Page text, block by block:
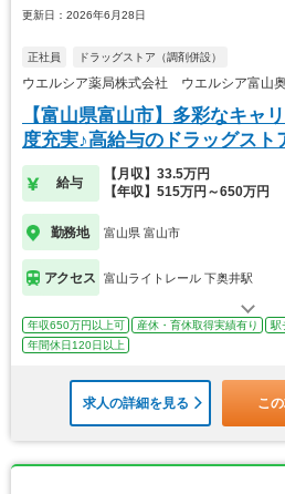
更新日：2026年6月28日
正社員 ドラッグストア（調剤併設）
ウエルシア薬局株式会社 ウエルシア富山
【富山県富山市】多彩なキャ
度充実♪高給与のドラッグス
給与
【月収】33.5万円
【年収】515万円～650万円
勤務地 富山県 富山市
アクセス 富山ライトレール 下奥井駅
年収650万円以上可 産休・育休取得実績有り 駅
年間休日120日以上
求人の詳細を見る こ